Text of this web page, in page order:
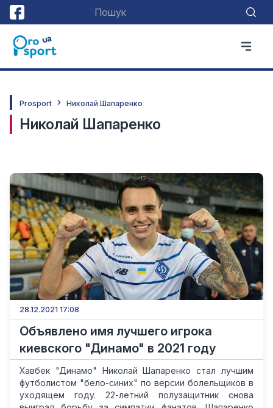
Prosport Николай Шапаренко
Николай Шапаренко
28.12.2021 17:08
Объявлено имя лучшего игрока
киевского "Динамо" в 2021 году
Хавбек "Динамо" Николай Шапаренко стал лучшим
футболистом "бело-синих" по версии болельщиков в
уходящем году. 22-летний полузащитник снова